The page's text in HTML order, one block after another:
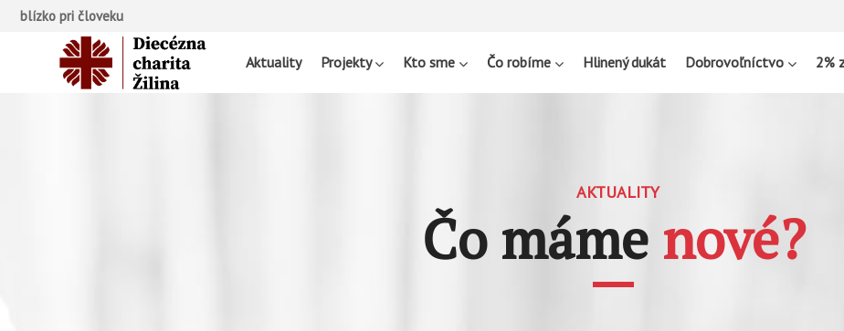
blízko pri človeku
Aktuality Projekty Kto sme Čo robíme Hlinený dukát Dobrovoľníctvo 2%
AKTUALITY
Čo máme nové?